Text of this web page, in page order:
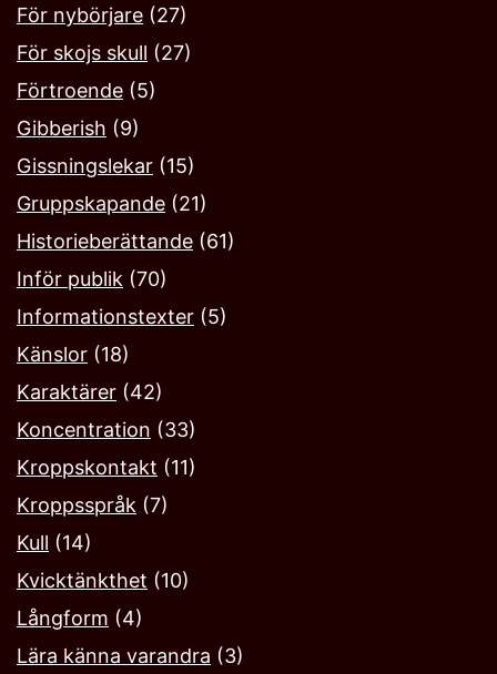
För nybörjare (27)
För skojs skull (27)
Förtroende (5)
Gibberish (9)
Gissningslekar (15)
Gruppskapande (21)
Historieberättande (61)
Inför publik (70)
Informationstexter (5)
Känslor (18)
Karaktärer (42)
Koncentration (33)
Kroppskontakt (11)
Kroppsspråk (7)
Kull (14)
Kvicktänkthet (10)
Långform (4)
Lära känna varandra (3)